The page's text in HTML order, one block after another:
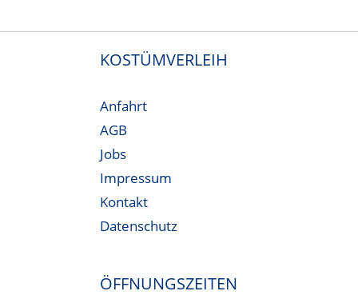
KOSTÜMVERLEIH
Anfahrt
AGB
Jobs
Impressum
Kontakt
Datenschutz
ÖFFNUNGSZEITEN